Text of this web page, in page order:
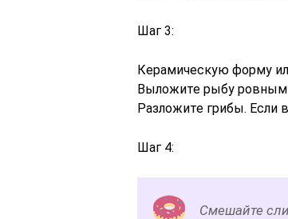
Шаг 3:
Керамическую форму
Выложите рыбу ровным
Разложите грибы. Если
Шаг 4:
Смешайте